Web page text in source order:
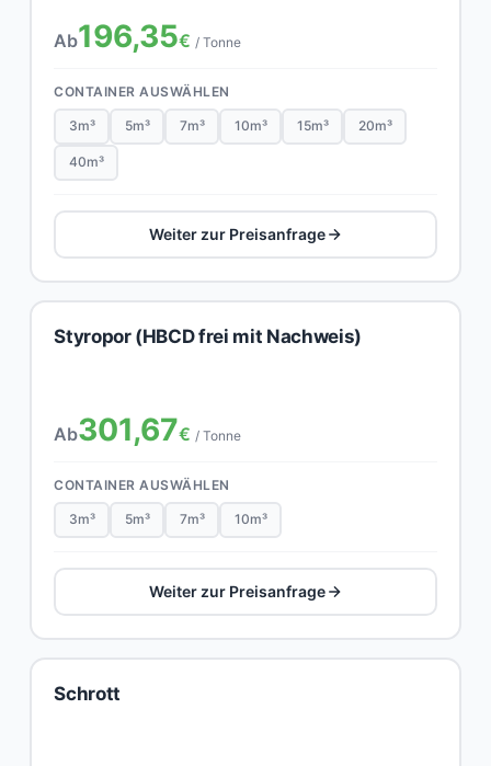
Ab196,35€ / Tonne
CONTAINER AUSWÄHLEN
3m³ 5m³ 7m³ 10m³ 15m³ 20m³
40m³
Weiter zur Preisanfrage
Styropor (HBCD frei mit Nachweis)
Ab301,67€ / Tonne
CONTAINER AUSWÄHLEN
3m³ 5m³ 7m³ 10m³
Weiter zur Preisanfrage
Schrott